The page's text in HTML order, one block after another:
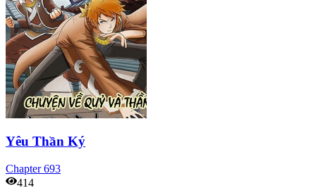
Yêu Thần Ký
Chapter693
414